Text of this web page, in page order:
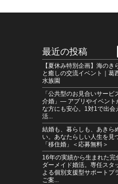
団法人日本婚活支援協会 公式
受け入れ開始のお知らせ ― 県内
SUMMER GARDEN
出会い応援キャンペーン『ご好
絶景” ソラチカスノーシュー in
サイト「Jタウンネット」に新潟
賀沼の農コン♡FARMERS
最近の投稿
【夏休み特別企画】海のき
と癒しの交流イベント｜葛
水族園
「公共型のお見合いサービ
介婚」― アプリやイベント
な方にも安心。1対1で出会
活...
結婚も、暮らしも、あきら
い。あなたらしい人生を見
「移住婚」＜応募無料＞
16年の実績から生まれた完
ダーメイド婚活。専任スタ
よる個別支援型サポートプ
ご案...